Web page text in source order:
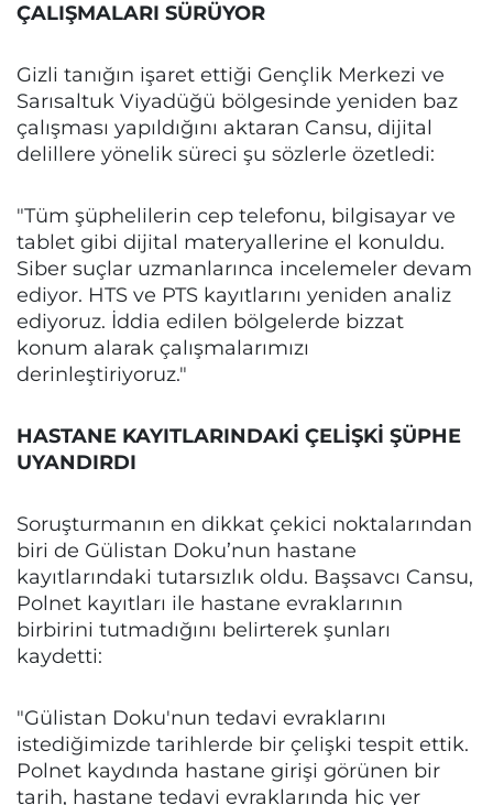
ÇALIŞMALARI SÜRÜYOR
Gizli tanığın işaret ettiği Gençlik Merkezi ve
Sarısaltuk Viyadüğü bölgesinde yeniden baz
çalışması yapıldığını aktaran Cansu, dijital
delillere yönelik süreci şu sözlerle özetledi:
"Tüm şüphelilerin cep telefonu, bilgisayar ve
tablet gibi dijital materyallerine el konuldu.
Siber suçlar uzmanlarınca incelemeler devam
ediyor. HTS ve PTS kayıtlarını yeniden analiz
ediyoruz. İddia edilen bölgelerde bizzat
konum alarak çalışmalarımızı
derinleştiriyoruz."
HASTANE KAYITLARINDAKİ ÇELİŞKİ ŞÜPHE
UYANDIRDI
Soruşturmanın en dikkat çekici noktalarından
biri de Gülistan Doku’nun hastane
kayıtlarındaki tutarsızlık oldu. Başsavcı Cansu,
Polnet kayıtları ile hastane evraklarının
birbirini tutmadığını belirterek şunları
kaydetti:
"Gülistan Doku'nun tedavi evraklarını
istediğimizde tarihlerde bir çelişki tespit ettik.
Polnet kaydında hastane girişi görünen bir
tarih, hastane tedavi evraklarında hiç yer